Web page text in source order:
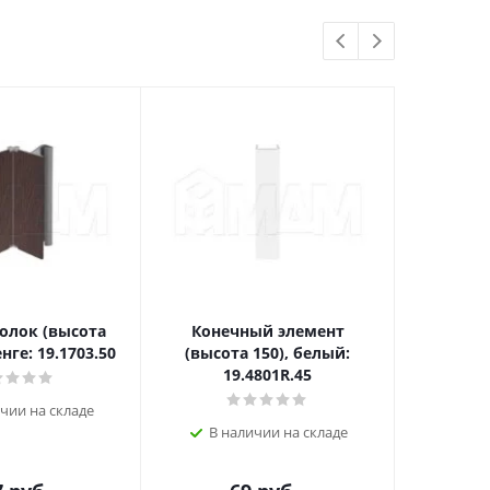
(высота
19.1703.50
на складе
Конечный элемент
(высота 150), белый:
19.4801R.45
В наличии на складе